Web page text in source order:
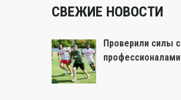
СВЕЖИЕ НОВОСТИ
Проверили силы с
профессионалами